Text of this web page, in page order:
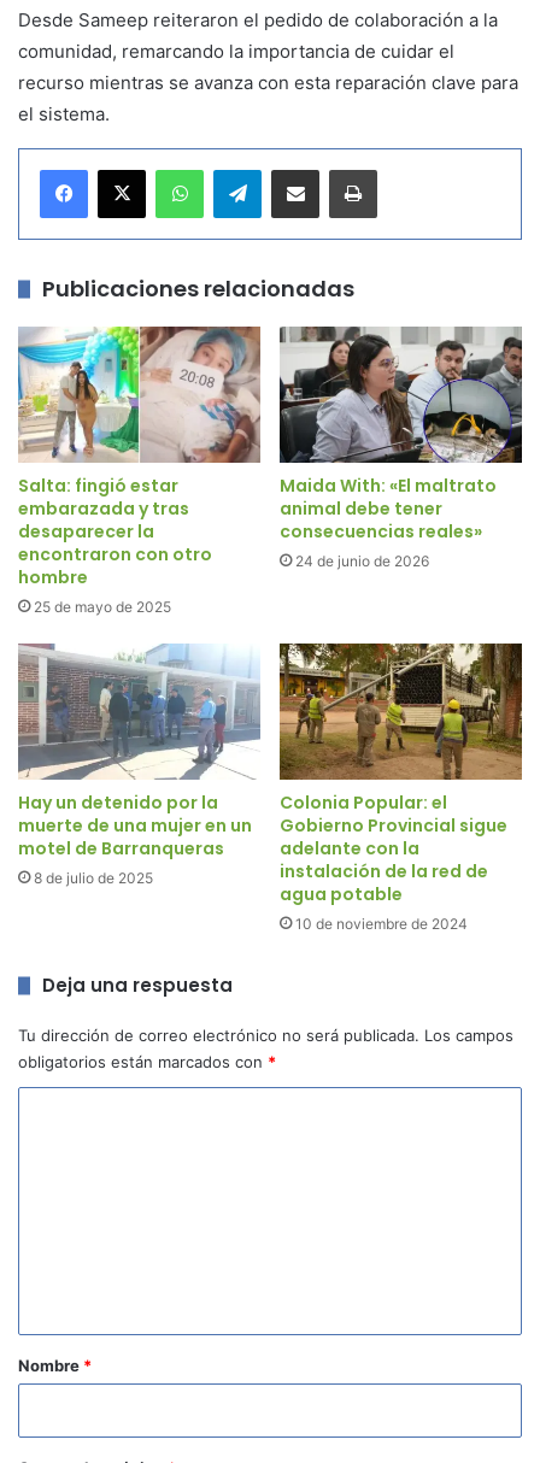
Desde Sameep reiteraron el pedido de colaboración a la
comunidad, remarcando la importancia de cuidar el
recurso mientras se avanza con esta reparación clave para
el sistema.
Telegram
Publicaciones relacionadas
Salta: fingió estar
embarazada y tras
desaparecer la
encontraron con otro
hombre
25 de mayo de 2025
Maida With: «El maltrato
animal debe tener
consecuencias reales»
24 de junio de 2026
Hay un detenido por la
muerte de una mujer en un
motel de Barranqueras
8 de julio de 2025
Colonia Popular: el
Gobierno Provincial sigue
adelante con la
instalación de la red de
agua potable
10 de noviembre de 2024
Deja una respuesta
Tu dirección de correo electrónico no será publicada. Los campos
obligatorios están marcados con *
r
o
Nombre *